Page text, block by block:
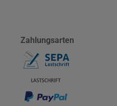
Zahlungsarten